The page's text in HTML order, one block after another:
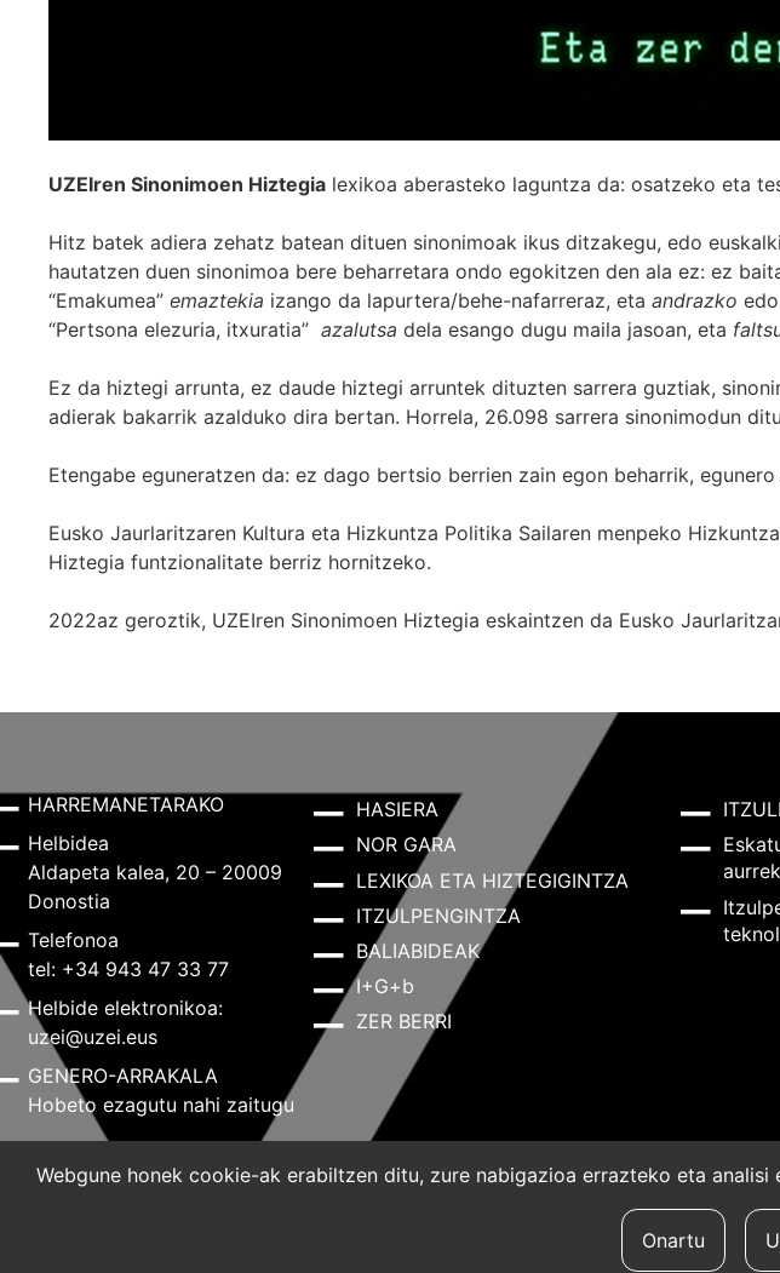
UZEIren Sinonimoen Hiztegia lexikoa aberasteko laguntza da: osatzeko eta
Hitz batek adiera zehatz batean dituen sinonimoak ikus ditzakegu, edo
hautatzen duen sinonimoa bere beharretara ondo egokitzen den ala ez: ez
“Emakumea” emaztekia izango da lapurtera/behe-nafarreraz, eta andrazko edo
“Pertsona elezuria, itxuratia” azalutsa dela esango dugu maila jasoan, eta
Ez da hiztegi arrunta, ez daude hiztegi arruntek dituzten sarrera guztiak,
adierak bakarrik azalduko dira bertan. Horrela, 26.098 sarrera sinonimodun
Etengabe eguneratzen da: ez dago bertsio berrien zain egon beharrik,
Eusko Jaurlaritzaren Kultura eta Hizkuntza Politika Sailaren menpeko
Hiztegia funtzionalitate berriz hornitzeko.
2022az geroztik, UZEIren Sinonimoen Hiztegia eskaintzen da Eusko
HARREMANETARAKO
Helbidea
Aldapeta kalea, 20 – 20009
Donostia
Telefonoa
tel: +34 943 47 33 77
Helbide elektronikoa:
uzei@uzei.eus
GENERO-ARRAKALA
Hobeto ezagutu nahi zaitugu
HASIERA
NOR GARA
LEXIKOA ETA HIZTEGIGINTZA
ITZULPENGINTZA
BALIABIDEAK
I+G+b
ZER BERRI
Lege-oharra Cookie-politika
Webgune honek cookie-ak erabiltzen ditu, zure nabigazioa errazteko eta
Onartu